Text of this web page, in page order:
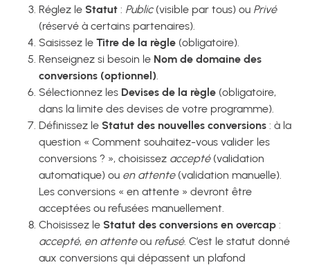
Réglez le Statut : Public(visible par tous) ou Privé
(réservé à certains partenaires).
Saisissez le Titre de la règle (obligatoire).
Renseignez si besoin le Nom de domaine des
conversions (optionnel).
Sélectionnez les Devises de la règle (obligatoire,
dans la limite des devises de votre programme).
Définissez le Statut des nouvelles conversions : à la
question « Comment souhaitez-vous valider les
conversions ? », choisissez accepté(validation
automatique) ou en attente(validation manuelle).
Les conversions « en attente » devront être
acceptées ou refusées manuellement.
Choisissez le Statut des conversions en overcap :
accepté, en attenteou refusé. C’est le statut donné
aux conversions qui dépassent un plafond